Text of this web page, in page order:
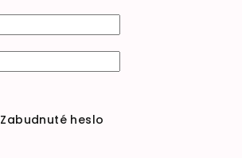
Zabudnuté heslo